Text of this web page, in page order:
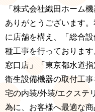
「株式会社織田ホーム
ありがとうございます
に店舗を構え、「総合
種工事を行っておりま
窓口店」「東京都水道
衛生設備機器の取付工
宅の内装/外装/エクステ
為に、お客様へ最適な